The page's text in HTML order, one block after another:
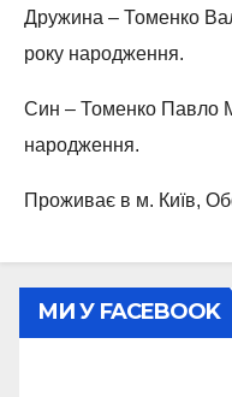
Дружина – Томенко
року народження.
Син – Томенко Павло
народження.
Проживає в м. Київ,
МИ У FACEBOOK